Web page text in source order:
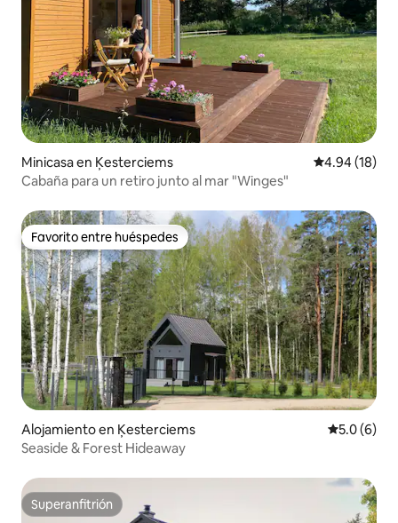
Minicasa en Ķesterciems Calificación
4.94 (18)
Cabaña para un retiro junto al mar "Winges"
Favorito entre huéspedes
Favorito entre huéspedes
Alojamiento en Ķesterciems
5.0 (6)
Seaside & Forest Hideaway
Superanfitrión
Superanfitrión